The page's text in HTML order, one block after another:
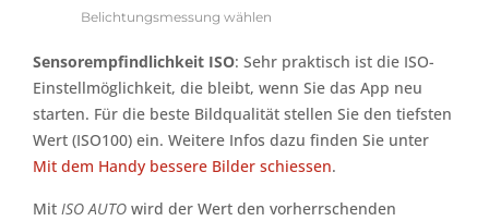
Belichtungsmessung wählen
Sensorempfindlichkeit ISO: Sehr praktisch ist die ISO-
Einstellmöglichkeit, die bleibt, wenn Sie das App neu
starten. Für die beste Bildqualität stellen Sie den tiefsten
Wert (ISO100) ein. Weitere Infos dazu finden Sie unter
Mit dem Handy bessere Bilder schiessen.
Mit ISO AUTO wird der Wert den vorherrschenden